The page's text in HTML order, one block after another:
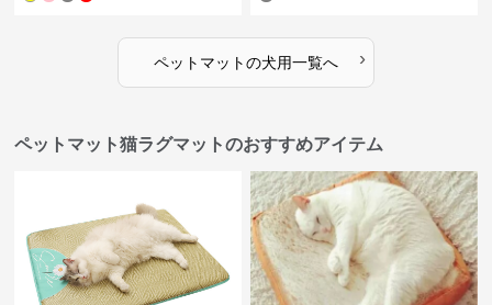
ペットマットの犬用一覧へ ›
ペットマット猫ラグマットのおすすめアイテム